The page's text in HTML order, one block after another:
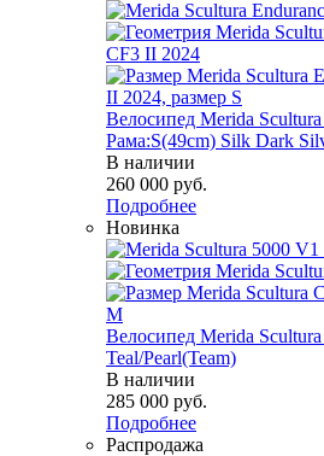
Велосипед Merida
Рама:S(49cm) Silk Dark
В наличии
260 000 руб.
Подробнее
Новинка
Велосипед Merida
Teal/Pearl(Team)
В наличии
285 000 руб.
Подробнее
Распродажа